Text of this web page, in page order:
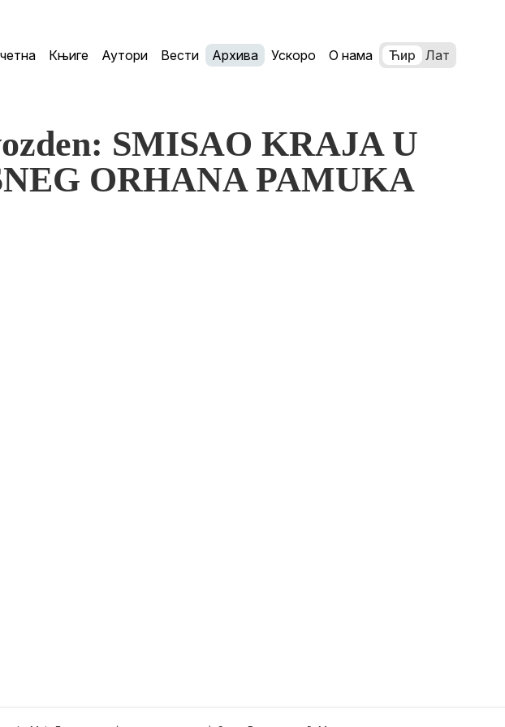
Књиге Аутори Вести Архива Ускоро О нама Ћир Лат
SMISAO KRAJA U
ORHANA PAMUKA